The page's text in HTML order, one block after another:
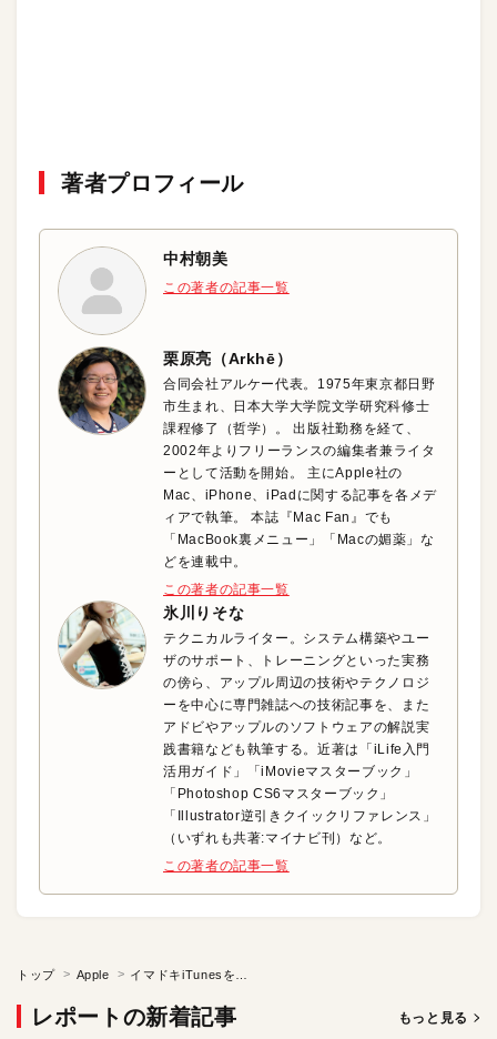
著者プロフィール
中村朝美
この著者の記事一覧
栗原亮（Arkhē）
合同会社アルケー代表。1975年東京都日野
市生まれ、日本大学大学院文学研究科修士
課程修了（哲学）。 出版社勤務を経て、
2002年よりフリーランスの編集者兼ライタ
ーとして活動を開始。 主にApple社の
Mac、iPhone、iPadに関する記事を各メデ
ィアで執筆。 本誌『Mac Fan』でも
「MacBook裏メニュー」「Macの媚薬」な
どを連載中。
この著者の記事一覧
氷川りそな
テクニカルライター。システム構築やユー
ザのサポート、トレーニングといった実務
の傍ら、アップル周辺の技術やテクノロジ
ーを中心に専門雑誌への技術記事を、また
アドビやアップルのソフトウェアの解説実
践書籍なども執筆する。近著は「iLife入門
活用ガイド」「iMovieマスターブック」
「Photoshop CS6マスターブック」
「Illustrator逆引きクイックリファレンス」
（いずれも共著:マイナビ刊）など。
この著者の記事一覧
トップ Apple
レポートの新着記事 もっと見る